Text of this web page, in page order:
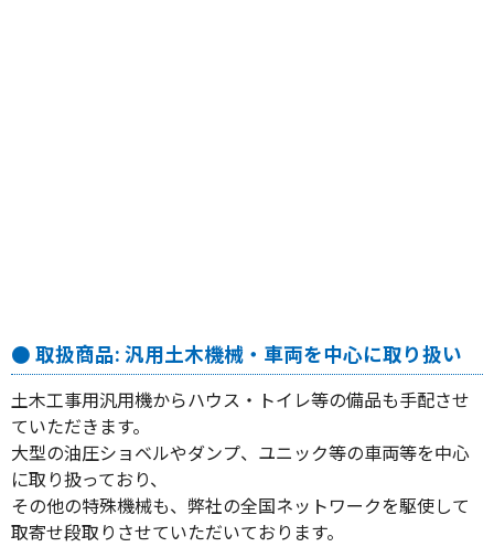
● 取扱商品: 汎用土木機械・車両を中心に取り扱い
土木工事用汎用機からハウス・トイレ等の備品も手配させ
ていただきます。
大型の油圧ショベルやダンプ、ユニック等の車両等を中心
に取り扱っており、
その他の特殊機械も、弊社の全国ネットワークを駆使して
取寄せ段取りさせていただいております。